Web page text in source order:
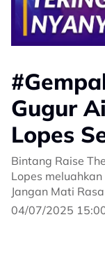
Gugur
Lopes
Bintang Raise
Lopes
Jangan Mati
04/07/2025